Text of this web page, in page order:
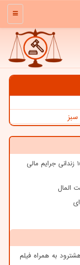
منو
مشارکت ستاد اجرائی فرمان امام در آزادی ۱۵۲۳ زندانی جرایم مالی
به همراه فیلم